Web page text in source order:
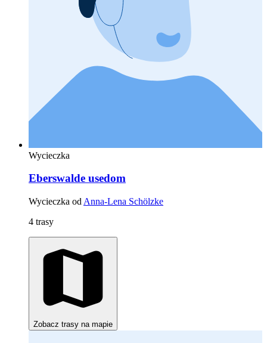
Wycieczka
Eberswalde usedom
Wycieczka od Anna-Lena Schölzke
4 trasy
Zobacz trasy na mapie